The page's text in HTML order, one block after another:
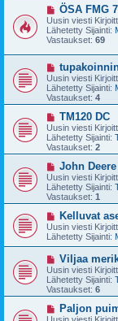
e
s
t
i
U
u
s
i
i
e
s
t
i
ÖSA FMG
Uusin viesti
Lähetetty Sijainti:
Vastaukset: 69
U
u
s
i
v
s
t
i
Uusin viesti
Lähetetty Sijainti:
Vastaukset: 4
U
u
s
i
v
e
s
t
i
TM120 DC
Uusin viesti
Lähetetty Sijainti:
Vastaukset: 2
U
u
s
i
v
e
s
t
John
Uusin viesti
Lähetetty Sijainti:
Vastaukset: 1
U
u
s
i
v
e
s
t
Kelluvat
Uusin viesti
Lähetetty Sijainti:
U
u
s
i
v
e
Viljaa
Uusin viesti
Lähetetty Sijainti:
Vastaukset: 6
U
u
Paljon